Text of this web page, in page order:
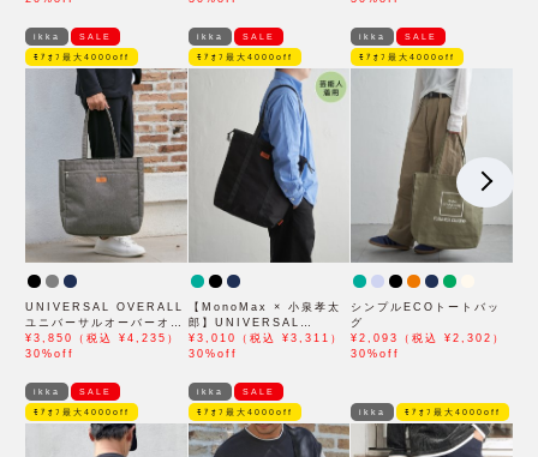
ikka SALE
ﾓｱｵﾌ最大4000off
UNIVERSAL OVERALL
ユニバーサルオーバーオー
ル メランジ トートバッグ
¥3,850（税込 ¥4,235）
30%off
ikka SALE
ﾓｱｵﾌ最大4000off
【MonoMax × 小泉孝太
郎】UNIVERSAL
OVERALL ユニバーサル
オーバーオール 撥水トー
着用モデル」
¥3,010（税込 ¥3,311）
30%off
ikka SALE
ﾓｱｵﾌ最大4000off
シンプルECOトートバッ
グ
¥2,093（税込 ¥2,302）
30%off
ikka SALE
ﾓｱｵﾌ最大4000off
ikka SALE
ﾓｱｵﾌ最大4000off ikka ﾓｱｵﾌ最大4000off